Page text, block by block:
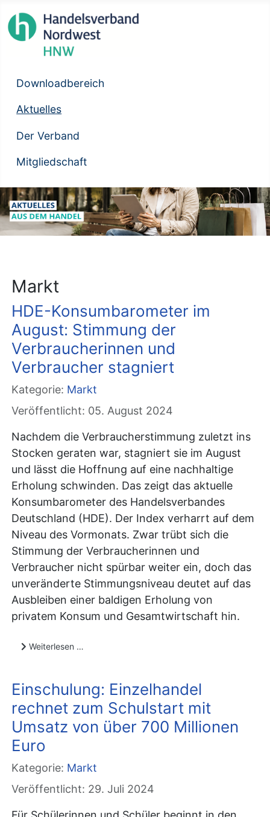
Downloadbereich
Aktuelles
Der Verband
Mitgliedschaft
Markt
HDE-Konsumbarometer im
August: Stimmung der
Verbraucherinnen und
Verbraucher stagniert
Kategorie: Markt
Veröffentlicht: 05. August 2024
Nachdem die Verbraucherstimmung zuletzt ins
Stocken geraten war, stagniert sie im August
und lässt die Hoffnung auf eine nachhaltige
Erholung schwinden. Das zeigt das aktuelle
Konsumbarometer des Handelsverbandes
Deutschland (HDE). Der Index verharrt auf dem
Niveau des Vormonats. Zwar trübt sich die
Stimmung der Verbraucherinnen und
Verbraucher nicht spürbar weiter ein, doch das
unveränderte Stimmungsniveau deutet auf das
Ausbleiben einer baldigen Erholung von
privatem Konsum und Gesamtwirtschaft hin.
Weiterlesen …
Einschulung: Einzelhandel
rechnet zum Schulstart mit
Umsatz von über 700 Millionen
Euro
Kategorie: Markt
Veröffentlicht: 29. Juli 2024